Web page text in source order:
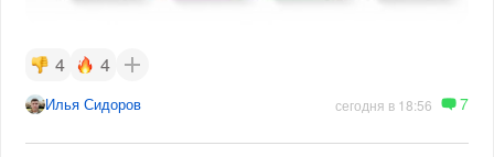
4 4
Илья Сидоров сегодня в 18:56 7